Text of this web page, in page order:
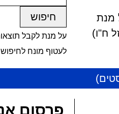
מנת
ח"ו)
על מנת לקבל
לעטוף מונח
פרסום